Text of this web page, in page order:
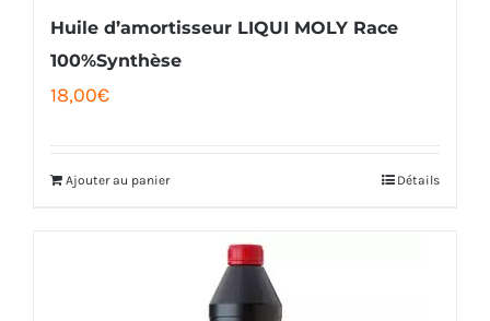
Huile d’amortisseur LIQUI MOLY Race
100%Synthèse
18,00€
Ajouter au panier Détails